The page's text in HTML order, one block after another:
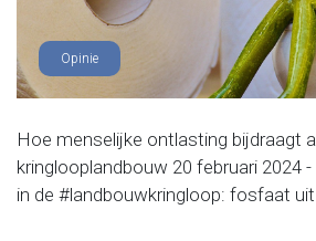
Opinie
Hoe menselijke ontlasting bijdraagt
kringlooplandbouw 20 februari 2024
in de #landbouwkringloop: fosfaat